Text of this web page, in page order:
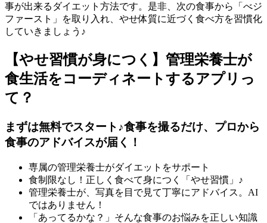
事が出来るダイエット方法です。是非、次の食事から「べジ
ファースト」を取り入れ、やせ体質に近づく食べ方を習慣化
していきましょう♪
【やせ習慣が身につく】管理栄養士が
食生活をコーディネートするアプリっ
て？
まずは無料でスタート♪食事を撮るだけ、プロから
食事のアドバイスが届く！
専属の管理栄養士がダイエットをサポート
食制限なし！正しく食べて身につく「やせ習慣」♪
管理栄養士が、写真を目で見て丁寧にアドバイス。AI
ではありません！
「あってるかな？」そんな食事のお悩みを正しい知識